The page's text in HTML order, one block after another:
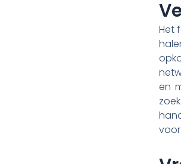
Het
en